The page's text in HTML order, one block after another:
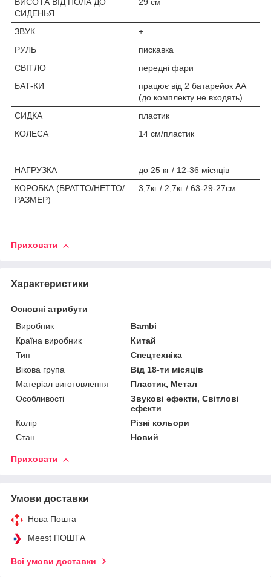
ВИСОТА ВІД ПОЛА ДО
СИДЕНЬЯ
29 см
ЗВУК
+
РУЛЬ
пискавка
СВІТЛО
передні фари
БАТ-КИ
працює від 2 батарейок АА
(до комплекту не входять)
СИДКА
пластик
КОЛЕСА
14 см/пластик
НАГРУЗКА
до 25 кг / 12-36 місяців
КОРОБКА (БРАТТО/НЕТТО/
РАЗМЕР)
3,7кг / 2,7кг / 63-29-27см
Приховати
Характеристики
Основні атрибути
Виробник
Bambi
Країна виробник
Китай
Тип
Спецтехніка
Вікова група
Від 18-ти місяців
Матеріал виготовлення
Пластик, Метал
Особливості
Звукові ефекти, Світлові
ефекти
Колір
Різні кольори
Стан
Новий
Приховати
Умови доставки
Нова Пошта
Meest ПОШТА
Всі умови доставки